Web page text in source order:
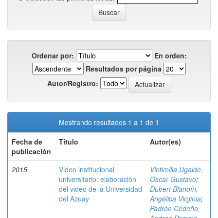
Ordenar por:
En orden:
Resultados por página
Autor/Registro:
Mostrando resultados 1 a 1 de 1
Fecha de
publicación
Título Autor(es)
2015
Video institucional
universitario: elaboración
del video de la Universidad
del Azuay
Vintimilla Ugalde,
Oscar Gustavo;
Dubert Blandín,
Angélica Virginia;
Padrón Cedeño,